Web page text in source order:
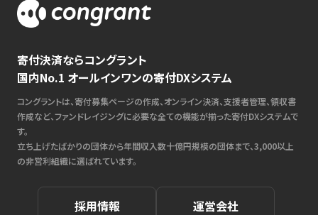
寄付決済ならコングラント
国内No.1 オールインワンの寄付DXシステム
コングラントは、寄付募集ページの作成、オンライン決済、支援者管理、領収書
作成など、ファンドレイジングに必要な全ての機能が揃った寄付DXシステムで
す。
立ち上げたばかりの団体から年間収入数十億円規模の団体まで、3,000以上
の非営利組織に選ばれています。
採用情報 運営会社